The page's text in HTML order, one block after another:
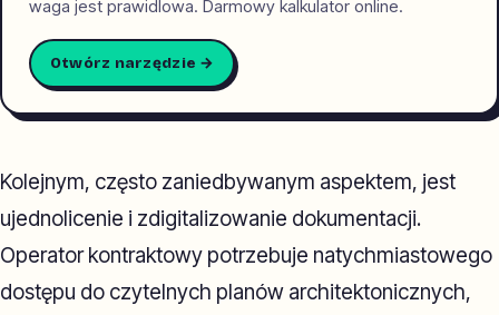
waga jest prawidlowa. Darmowy kalkulator online.
Otwórz narzędzie →
Kolejnym, często zaniedbywanym aspektem, jest
ujednolicenie i zdigitalizowanie dokumentacji.
Operator kontraktowy potrzebuje natychmiastowego
dostępu do czytelnych planów architektonicznych,